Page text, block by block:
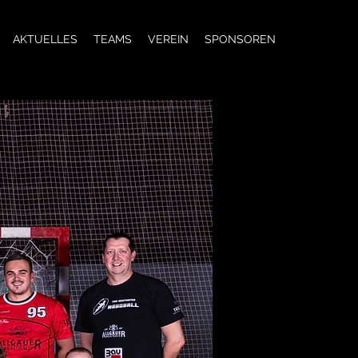
AKTUELLES TEAMS VEREIN SPONSOREN